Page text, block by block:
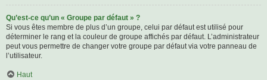
Qu’est-ce qu’un « Groupe par défaut » ?
Si vous êtes membre de plus d’un groupe, celui par défaut est utilisé pour
déterminer le rang et la couleur de groupe affichés par défaut. L’administrateur
peut vous permettre de changer votre groupe par défaut via votre panneau de
l’utilisateur.
Haut